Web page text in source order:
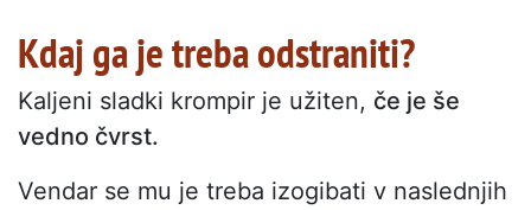
Kdaj ga je treba odstraniti?
Kaljeni sladki krompir je užiten, če je še
vedno čvrst.
Vendar se mu je treba izogibati v naslednjih